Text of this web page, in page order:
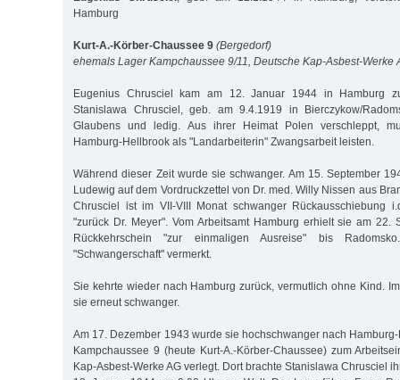
Hamburg
Kurt-A.-Körber-Chaussee 9 (Bergedorf)
ehemals Lager Kampchaussee 9/11, Deutsche Kap-Asbest-Werke
Eugenius Chrusciel kam am 12. Januar 1944 in Hamburg
Stanislawa Chrusciel, geb. am 9.4.1919 in Bierczykow/
Glaubens und ledig. Aus ihrer Heimat Polen verschleppt,
Hamburg-Hellbrook als "Landarbeiterin" Zwangsarbeit leisten.
Während dieser Zeit wurde sie schwanger. Am 15. September
Ludewig auf dem Vordruckzettel von Dr. med. Willy Nissen aus
Chrusciel ist im VII-VIII Monat schwanger Rückausschiebung
"zurück Dr. Meyer". Vom Arbeitsamt Hamburg erhielt sie am 22.
Rückkehrschein "zur einmaligen Ausreise" bis
"Schwangerschaft" vermerkt.
Sie kehrte wieder nach Hamburg zurück, vermutlich ohne Kind.
sie erneut schwanger.
Am 17. Dezember 1943 wurde sie hochschwanger nach
Kampchaussee 9 (heute Kurt-A.-Körber-Chaussee) zum
Kap-Asbest-Werke AG verlegt. Dort brachte Stanislawa Chrusciel